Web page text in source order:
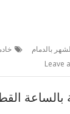
بالدمام
Leave
القطيف